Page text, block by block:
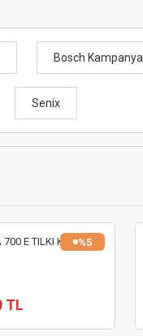
Bosch Kampanya
Senix
%5
E TILKI KUYRUGU
TL